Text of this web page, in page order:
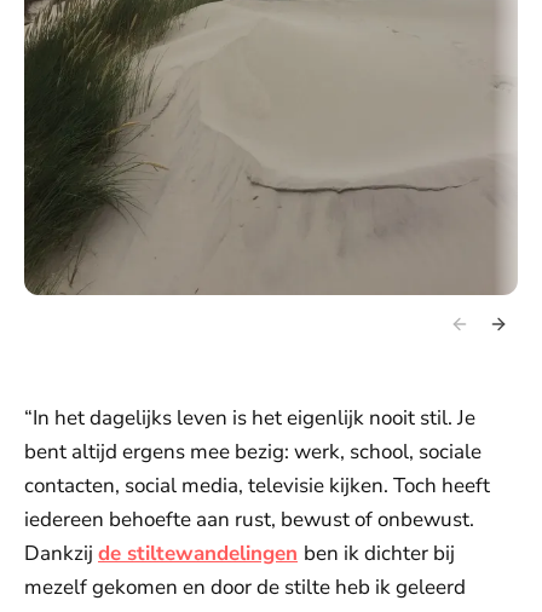
“In het dagelijks leven is het eigenlijk nooit stil. Je
bent altijd ergens mee bezig: werk, school, sociale
contacten, social media, televisie kijken. Toch heeft
iedereen behoefte aan rust, bewust of onbewust.
Dankzij de stiltewandelingen ben ik dichter bij
mezelf gekomen en door de stilte heb ik geleerd